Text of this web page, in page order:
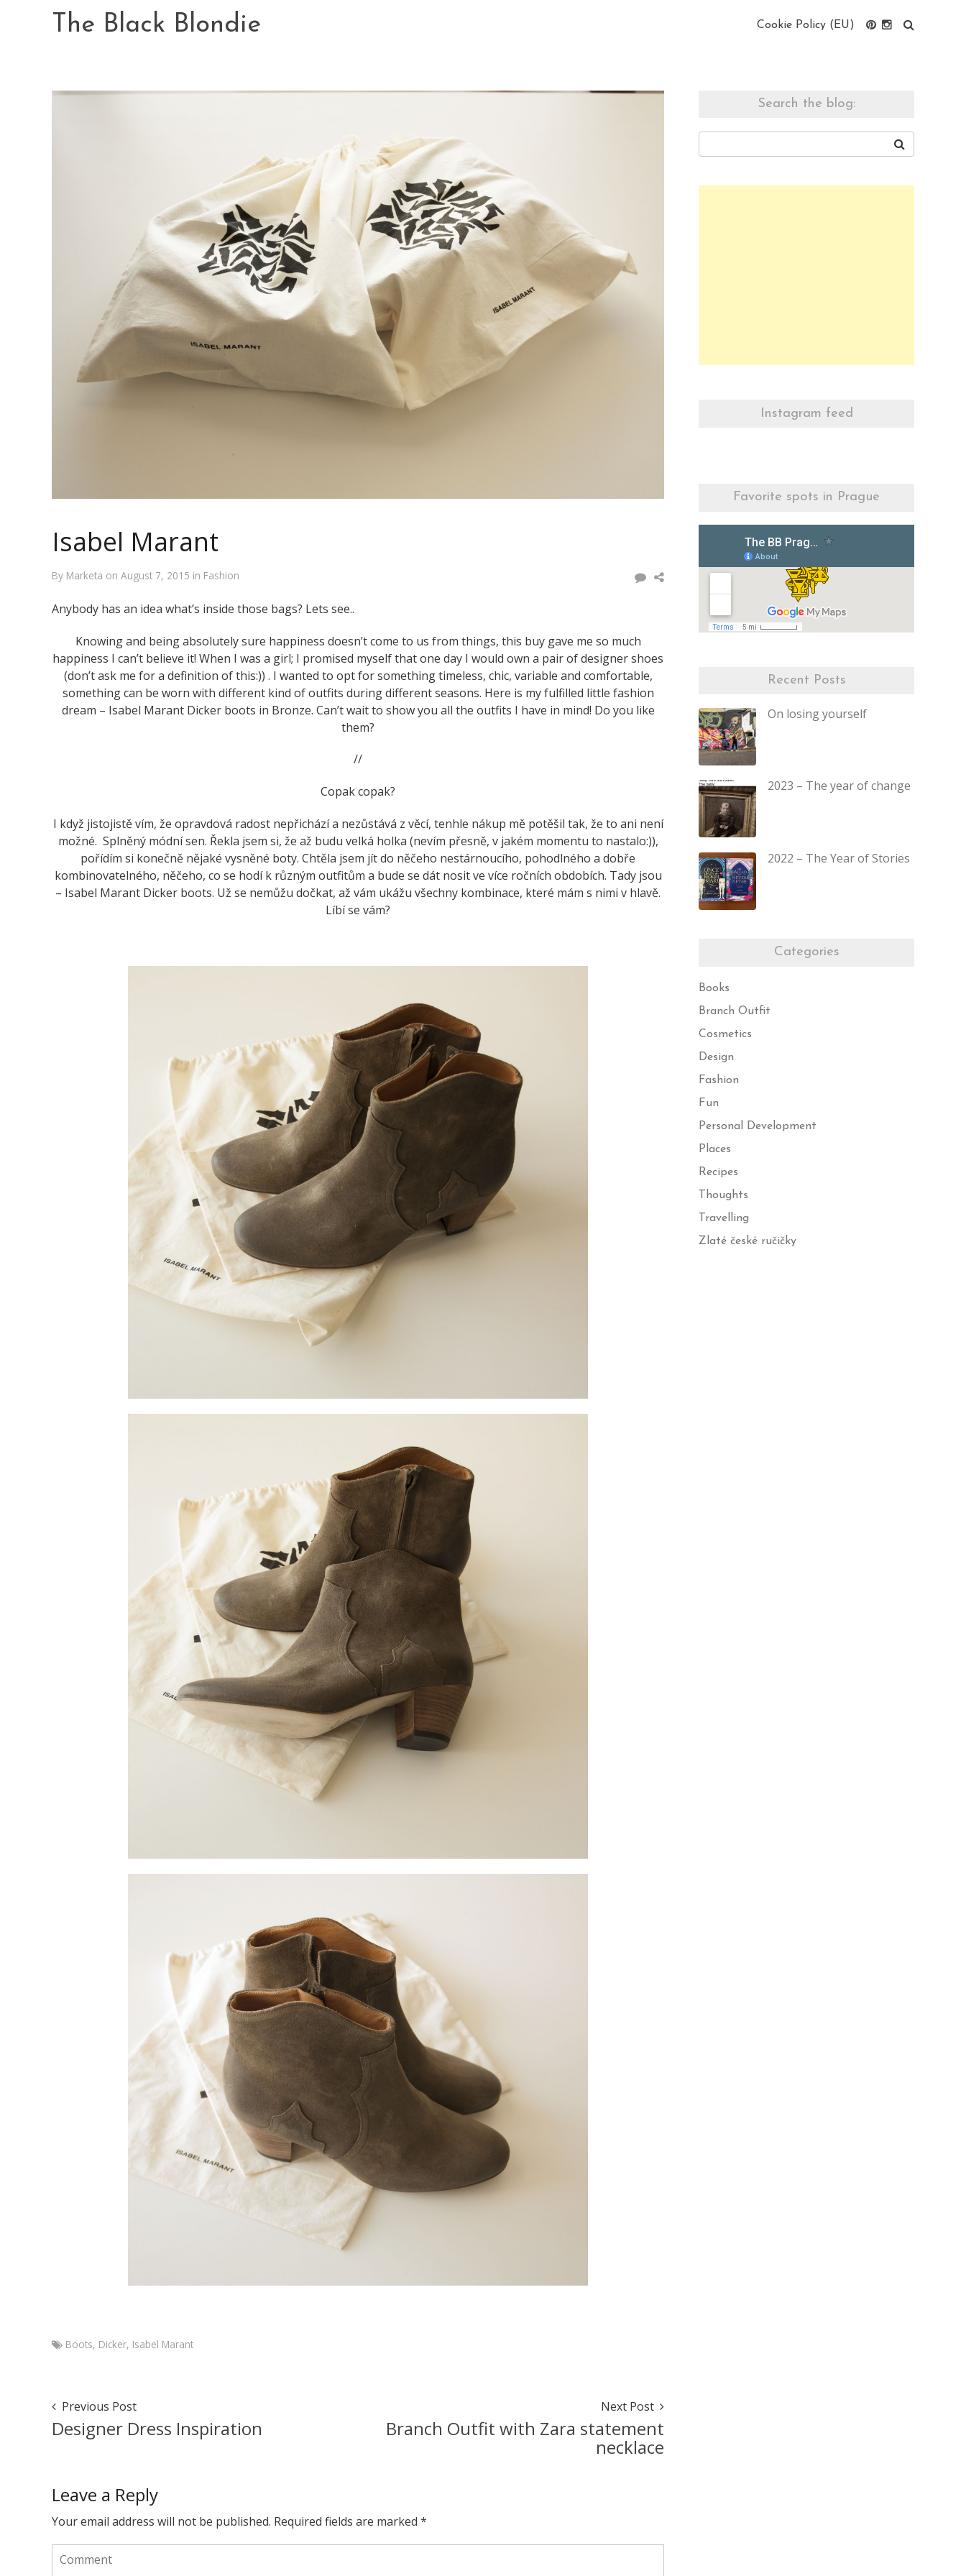
The Black Blondie Cookie Policy (EU)
Isabel Marant
By Marketa on August 7, 2015 in Fashion
Anybody has an idea what’s inside those bags? Lets see..
Knowing and being absolutely sure happiness doesn’t come to us from things, this buy gave me so much
happiness I can’t believe it! When I was a girl; I promised myself that one day I would own a pair of designer shoes
(don’t ask me for a definition of this:)) . I wanted to opt for something timeless, chic, variable and comfortable,
something can be worn with different kind of outfits during different seasons. Here is my fulfilled little fashion
dream – Isabel Marant Dicker boots in Bronze. Can’t wait to show you all the outfits I have in mind! Do you like
them?
//
Copak copak?
I když jistojistě vím, že opravdová radost nepřichází a nezůstává z věcí, tenhle nákup mě potěšil tak, že to ani není
možné. Splněný módní sen. Řekla jsem si, že až budu velká holka (nevím přesně, v jakém momentu to nastalo:)),
pořídím si konečně nějaké vysněné boty. Chtěla jsem jít do něčeho nestárnoucího, pohodlného a dobře
kombinovatelného, něčeho, co se hodí k různým outfitům a bude se dát nosit ve více ročních obdobích. Tady jsou
– Isabel Marant Dicker boots. Už se nemůžu dočkat, až vám ukážu všechny kombinace, které mám s nimi v hlavě.
Líbí se vám?
Boots, Dicker, Isabel Marant
January
6,
Post
Navigation
Previous Post
Designer Dress Inspiration
Next Post
Branch Outfit with Zara statement
necklace
Leave a Reply
Your email address will not be published. Required fields are marked *
Search the blog:
Instagram feed
Favorite spots in Prague
Recent Posts
On losing yourself
2023 – The year of change
2022 – The Year of Stories
Categories
Books
Branch Outfit
Cosmetics
Design
Fashion
Fun
Personal Development
Places
Recipes
Thoughts
Travelling
Zlaté české ručičky